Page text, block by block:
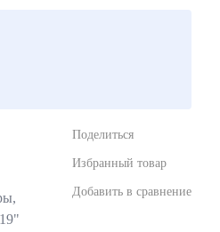
Поделиться
Избранный товар
Добавить в сравнение